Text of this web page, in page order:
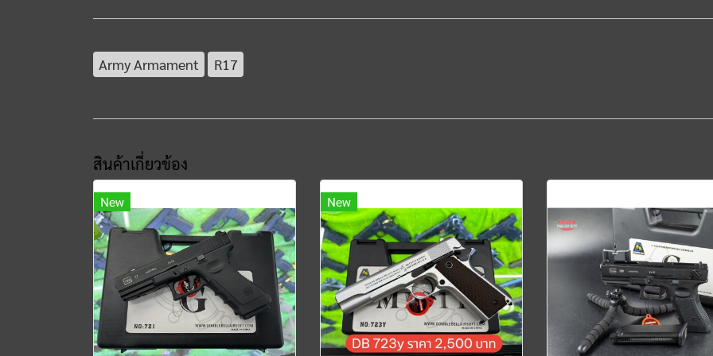
Army Armament R17
สินค้าเกี่ยวข้อง
New New